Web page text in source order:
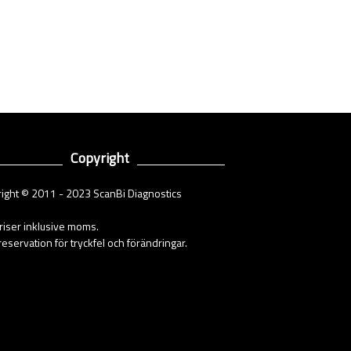
Copyright
© 2011 - 2023 ScanBi Diagnostics
inklusive moms.
för tryckfel och förändringar.